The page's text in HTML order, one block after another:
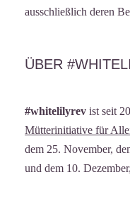
ausschließlich deren
ÜBER
#whitelilyrev ist seit
Mütterinitiative für
dem 25. November,
und dem 10.